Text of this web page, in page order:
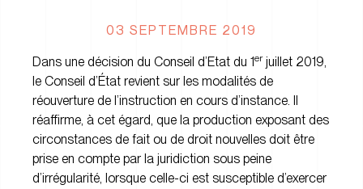
03 SEPTEMBRE 2019
Dans une décision du Conseil d’Etat du 1erjuillet 2019,
le Conseil d’État revient sur les modalités de
réouverture de l’instruction en cours d’instance. Il
réaffirme, à cet égard, que la production exposant des
circonstances de fait ou de droit nouvelles doit être
prise en compte par la juridiction sous peine
d’irrégularité, lorsque celle-ci est susceptible d’exercer